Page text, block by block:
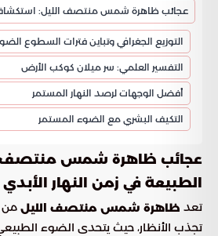
التوزيع الجغرافي وتباين فترات السطوع
التفسير العلمي: سر ميلان كوكب الأرض
أفضل الوجهات لرصد النهار المستمر
التكيف البشري مع الضوء المستمر
عجائب ظاهرة شمس منتصف
الطبيعة في زمن النهار الأبدي
تعد ظاهرة شمس منتصف الليل من
تجذب الأنظار، حيث يتحدى الضوء الطبيعي